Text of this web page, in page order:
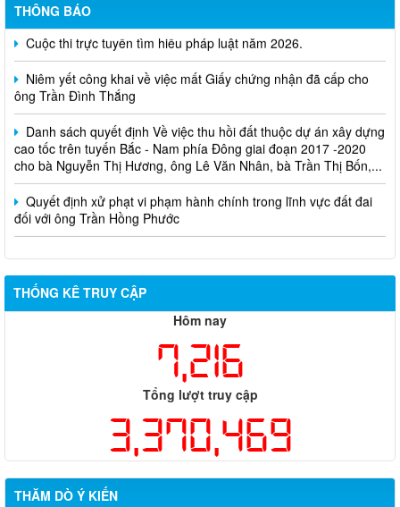
THÔNG BÁO
Cuộc thi trực tuyến tìm hiểu pháp luật năm 2026.
Niêm yết công khai về việc mất Giấy chứng nhận đã cấp cho
ông Trần Đình Thắng
Danh sách quyết định Về việc thu hồi đất thuộc dự án xây dựng
cao tốc trên tuyến Bắc - Nam phía Đông giai đoạn 2017 -2020
cho bà Nguyễn Thị Hương, ông Lê Văn Nhân, bà Trần Thị Bốn,...
Quyết định xử phạt vi phạm hành chính trong lĩnh vực đất đai
đối với ông Trần Hồng Phước
THỐNG KÊ TRUY CẬP
Hôm nay
7,216
Tổng lượt truy cập
3,370,469
THĂM DÒ Ý KIẾN